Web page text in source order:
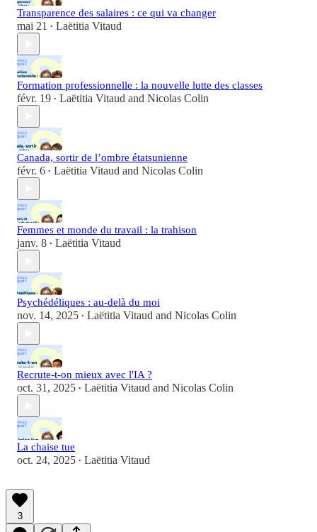
Transparence des salaires : ce qui va changer
mai 21 • Laëtitia Vitaud
Formation professionnelle : la nouvelle lutte des classes
févr. 19 • Laëtitia Vitaud and Nicolas Colin
Canada, sortir de l’ombre étatsunienne
févr. 6 • Laëtitia Vitaud and Nicolas Colin
Femmes et monde du travail : la trahison
janv. 8 • Laëtitia Vitaud
Psychédéliques : au-delà du moi
nov. 14, 2025 • Laëtitia Vitaud and Nicolas Colin
Recrute-t-on mieux avec l'IA ?
oct. 31, 2025 • Laëtitia Vitaud and Nicolas Colin
La chaise tue
oct. 24, 2025 • Laëtitia Vitaud
3